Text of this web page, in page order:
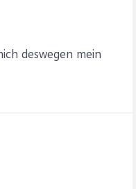
deswegen mein